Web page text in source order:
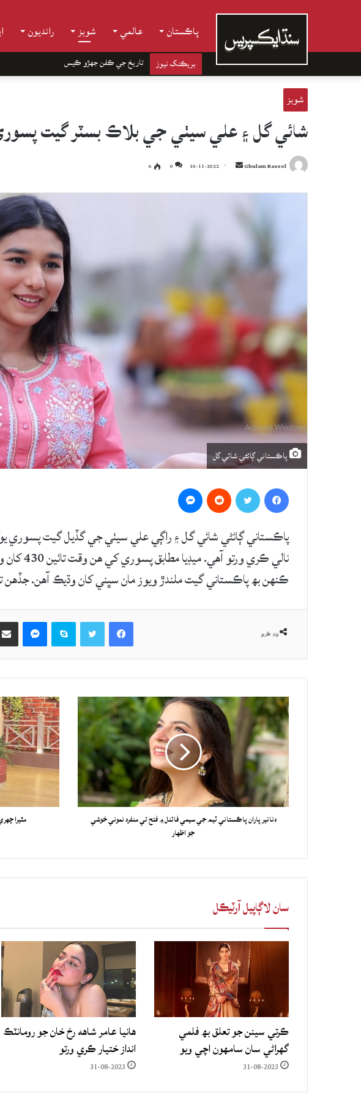
پاڪستان عالمي شوبز رانديون
بريڪنگ نيوز تاريخ جي ڪفن جھڙو ڪيس
شوبز
شائي گل ۽ علي سيٺي جي بلاڪ بسٽر گيت
Ghulam Rasool
Send
email
10-11-2022
0
6
پاڪستاني ڳائڻي شائي گل
پاڪستاني ڳائڻي شائي گل ۽ راڳي علي سيٺي جي گڏيل گيت پسوري
نالي ڪري
ڪنهن بھ پاڪستاني گيت ملندڙ ويوز مان سڀني کان وڌيڪ آهن. جڏهن
ونڊ ڪريو
Facebook
Skype
دنانير پاران پاڪستاني ٽيم جي سيمي فائنل ۾ فتح تي منفرد نموني خوشي
جو اظهار
مٿيرا
سان لاڳاپيل آرٽيڪل
ڪرتي سينن جو تعلق بھ فلمي
گهراڻي سان سامهون اچي ويو
31-08-2023
هانيا عامر شاهه رخ خان جو رومانٽڪ
انداز ختيار ڪري ورتو
31-08-2023